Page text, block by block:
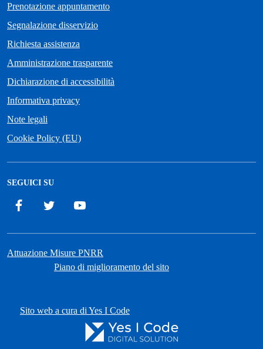
Prenotazione appuntamento
Segnalazione disservizio
Richiesta assistenza
Amministrazione trasparente
Dichiarazione di accessibilità
Informativa privacy
Note legali
Cookie Policy (EU)
SEGUICI SU
Facebook Twitter
Attuazione Misure PNRR
Piano di miglioramento del sito
Sito web a cura di Yes I Code